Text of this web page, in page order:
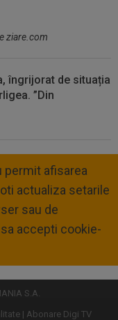
ziare.com
îngrijorat de situația
”Din
permit afisarea
actualiza setarile
sau de
accepti cookie-
S.A.
Abonare Digi TV